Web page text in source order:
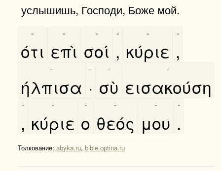
услышишь, Господи, Боже мой.
ότι
-
επὶ
-
σοί
-
,
-
κύριε
-
,
-
ήλπισα
-
·
-
σὺ
-
εισακούση
-
,
-
κύριε
-
ο
-
θεός
-
μου
-
.
-
Толкование: abyka.ru, bible.optina.ru